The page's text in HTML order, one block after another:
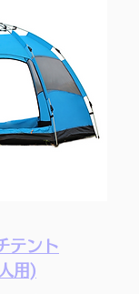
テント
用)